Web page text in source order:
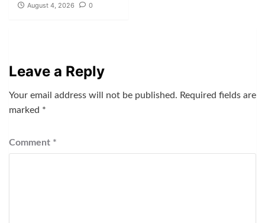
August 4, 2026 0
Leave a Reply
Your email address will not be published. Required fields are
marked *
Comment *